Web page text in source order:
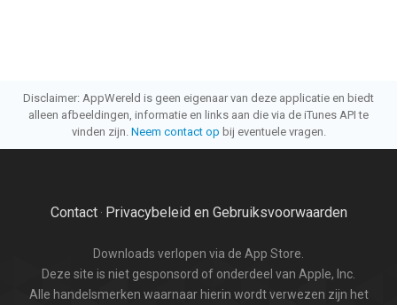
Disclaimer: AppWereld is geen eigenaar van deze applicatie en biedt
alleen afbeeldingen, informatie en links aan die via de iTunes API te
vinden zijn. Neem contact op bij eventuele vragen.
Contact· Privacybeleid en Gebruiksvoorwaarden
Downloads verlopen via de App Store.
Deze site is niet gesponsord of onderdeel van Apple, Inc.
Alle handelsmerken waarnaar hierin wordt verwezen zijn het